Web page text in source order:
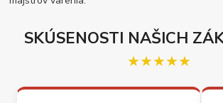
SKÚSENOSTI NAŠICH
★★★★★